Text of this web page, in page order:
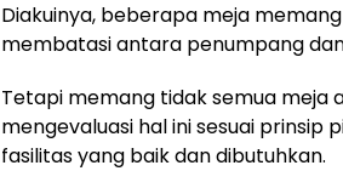
Diakuinya, beberapa meja
membatasi antara penumpang
Tetapi memang tidak semua meja
mengevaluasi hal ini sesuai
fasilitas yang baik dan dibutuhkan.